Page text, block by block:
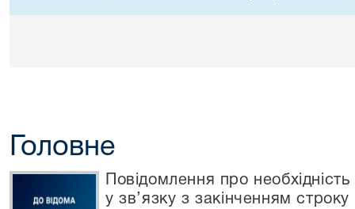
Головне
Повідомлення про
у зв’язку з закінченням